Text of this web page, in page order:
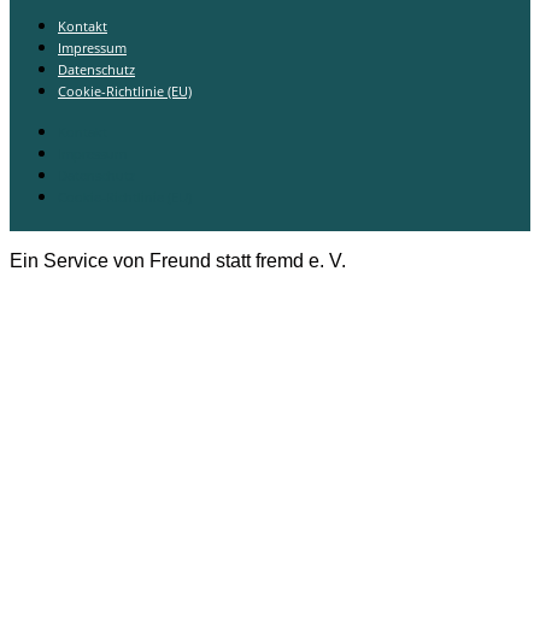
Kontakt
Impressum
Datenschutz
Cookie-Richtlinie (EU)
Ein Service von Freund statt fremd e. V.